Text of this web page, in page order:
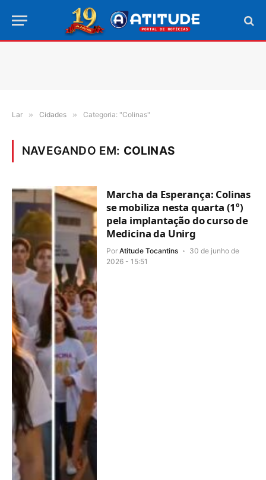
Lar » Cidades » Categoria: "Colinas"
NAVEGANDO EM: COLINAS
Marcha da Esperança: Colinas
se mobiliza nesta quarta (1º)
pela implantação do curso de
Medicina da Unirg
Por Atitude Tocantins
30 de junho de
2026 - 15:51